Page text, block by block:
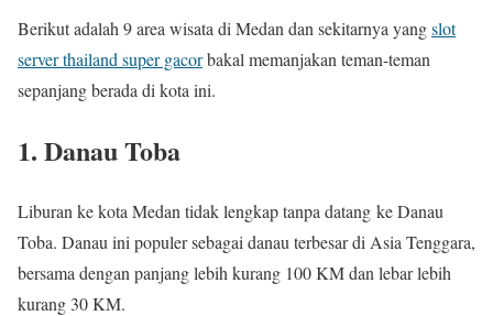
Berikut adalah 9 area wisata di Medan dan sekitarnya yangslot
server thailand super gacorbakal memanjakan teman-teman
sepanjang berada di kota ini.
1. Danau Toba
Liburan ke kota Medan tidak lengkap tanpa datang ke Danau
Toba. Danau ini populer sebagai danau terbesar di Asia Tenggara,
bersama dengan panjang lebih kurang 100 KM dan lebar lebih
kurang 30 KM.